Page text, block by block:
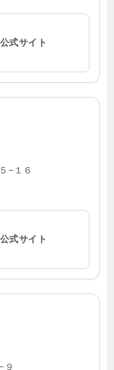
公式サイト
−１６
公式サイト
９